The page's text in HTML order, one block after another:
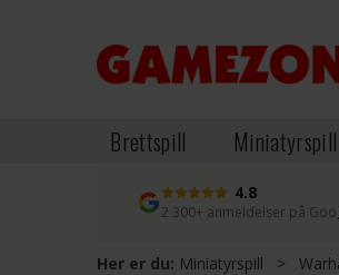
Brettspill Miniatyrspill
4.8
2 300+ anmeldelser på
Her er du: Miniatyrspill >